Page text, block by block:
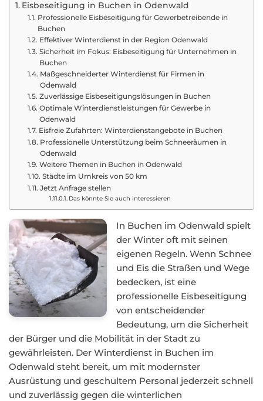
Eisbeseitigung in Buchen in Odenwald
Professionelle Eisbeseitigung für Gewerbetreibende in
Buchen
Effektiver Winterdienst in der Region Odenwald
Sicherheit im Fokus: Eisbeseitigung für Unternehmen in
Buchen
Maßgeschneiderter Winterdienst für Firmen in
Odenwald
Zuverlässige Eisbeseitigungslösungen in Buchen
Optimale Winterdienstleistungen für Gewerbe in
Odenwald
Eisfreie Zufahrten: Winterdienstangebote in Buchen
Professionelle Unterstützung beim Schneeräumen in
Odenwald
Weitere Themen in Buchen in Odenwald
Städte im Umkreis von 50 km
Jetzt Anfrage stellen
Das könnte Sie auch interessieren
In Buchen im Odenwald spielt
der Winter oft mit seinen
eigenen Regeln. Wenn Schnee
und Eis die Straßen und Wege
bedecken, ist eine
professionelle Eisbeseitigung
von entscheidender
Bedeutung, um die Sicherheit
der Bürger und die Mobilität in der Stadt zu
gewährleisten. Der Winterdienst in Buchen im
Odenwald steht bereit, um mit modernster
Ausrüstung und geschultem Personal jederzeit schnell
und zuverlässig gegen die winterlichen